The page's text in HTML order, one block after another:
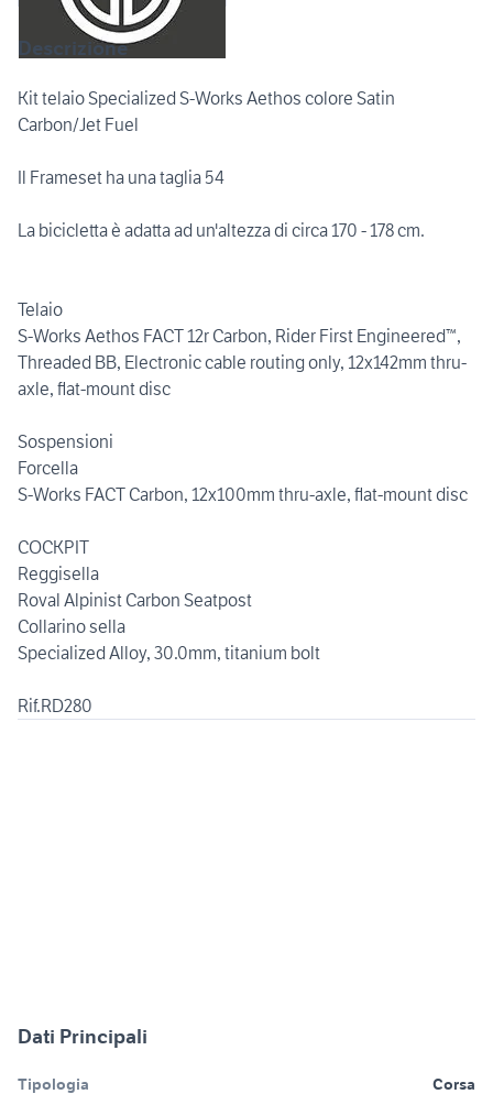
Descrizione
Kit telaio Specialized S-Works Aethos colore Satin
Carbon/Jet Fuel
Il Frameset ha una taglia 54
La bicicletta è adatta ad un'altezza di circa 170 - 178 cm.
Telaio
S-Works Aethos FACT 12r Carbon, Rider First Engineered™,
Threaded BB, Electronic cable routing only, 12x142mm thru-
axle, flat-mount disc
Sospensioni
Forcella
S-Works FACT Carbon, 12x100mm thru-axle, flat-mount disc
COCKPIT
Reggisella
Roval Alpinist Carbon Seatpost
Collarino sella
Specialized Alloy, 30.0mm, titanium bolt
Rif.RD280
Dati Principali
Tipologia Corsa